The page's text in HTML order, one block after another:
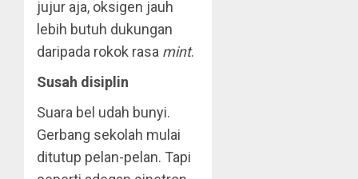
jujur aja, oksigen jauh
lebih butuh dukungan
daripada rokok rasa mint.
Susah disiplin
Suara bel udah bunyi.
Gerbang sekolah mulai
ditutup pelan-pelan. Tapi